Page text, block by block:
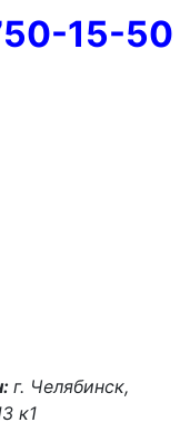
15-50
г. Челябинск,
к1